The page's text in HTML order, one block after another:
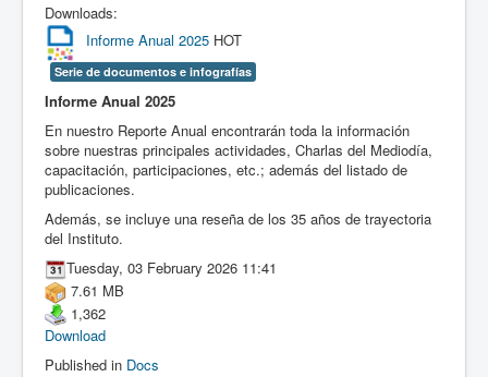
Downloads:
Informe Anual 2025 HOT
Serie de documentos e infografías
Informe Anual 2025
En nuestro Reporte Anual encontrarán toda la información
sobre nuestras principales actividades, Charlas del Mediodía,
capacitación, participaciones, etc.; además del listado de
publicaciones.
Además, se incluye una reseña de los 35 años de trayectoria
del Instituto.
Tuesday, 03 February 2026 11:41
7.61 MB
1,362
Download
Published in Docs